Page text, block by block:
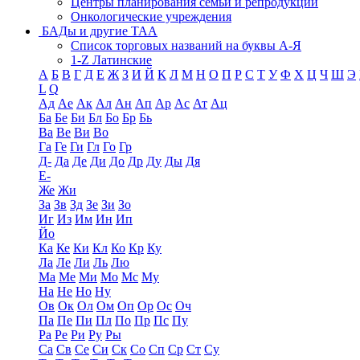
Онкологические учреждения
БАДы и другие ТАА
Список торговых названий на буквы А-Я
1-Z Латинские
А Б В Г Д Е Ж З И Й К Л М Н О П Р С Т У Ф Х Ц Ч Ш Э
L Q
Ад Ае Ак Ал Ан Ап Ар Ас Ат Ац
Ба Бе Би Бл Бо Бр Бь
Ва Ве Ви Во
Га Ге Ги Гл Го Гр
Д- Да Де Ди До Др Ду Ды Дя
Е-
Же Жи
За Зв Зд Зе Зи Зо
Иг Из Им Ин Ип
Йо
Ка Ке Ки Кл Ко Кр Ку
Ла Ле Ли Ль Лю
Ма Ме Ми Мо Мс Му
На Не Но Ну
Ов Ок Ол Ом Оп Ор Ос Оч
Па Пе Пи Пл По Пр Пс Пу
Ра Ре Ри Ру Ры
Са Св Се Си Ск Со Сп Ср Ст Су